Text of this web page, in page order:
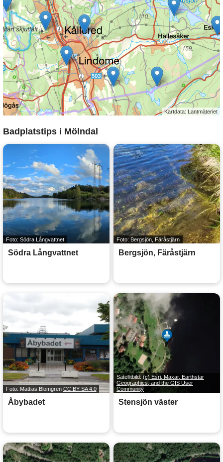
Kartdata: Lantmäteriet
Badplatstips i Mölndal
Foto: Södra Långvattnet
Södra Långvattnet
Foto: Bergsjön, Färåstjärn
Bergsjön, Färåstjärn
Foto: Mattias Blomgren CC BY-SA 4.0
Åbybadet
Satellitbild: (c) Esri, Maxar, Earthstar
Geographics, and the GIS User
Community
Stensjön väster